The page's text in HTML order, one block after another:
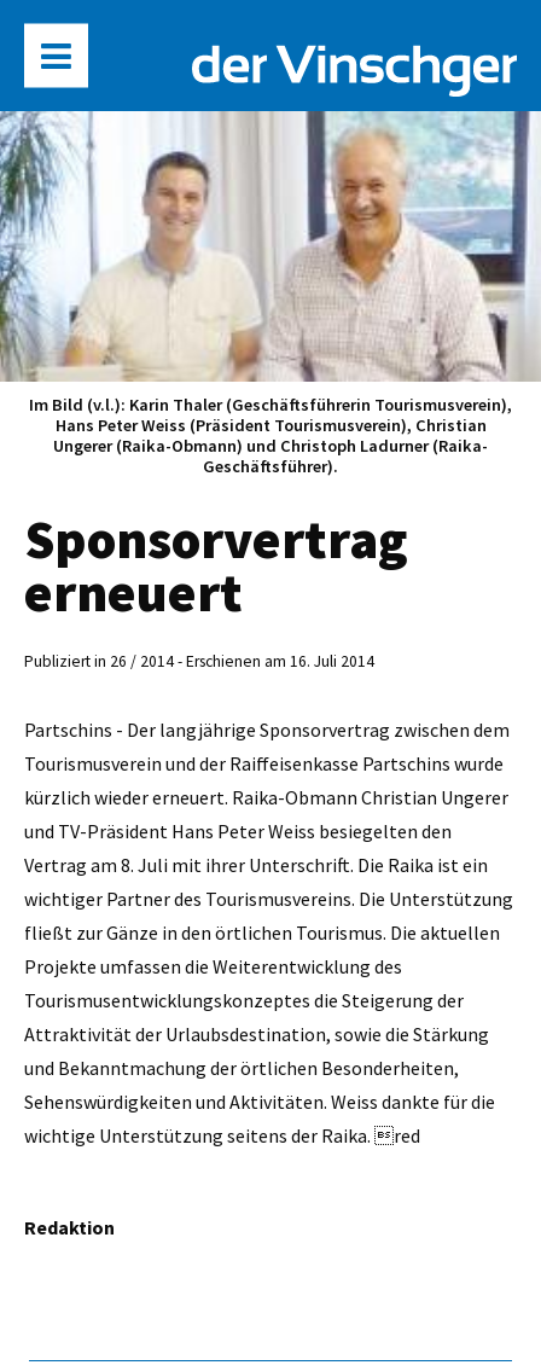
Im Bild (v.l.): Karin Thaler (Geschäftsführerin Tourismusverein),
Hans Peter Weiss (Präsident Tourismusverein), Christian
Ungerer (Raika-Obmann) und Christoph Ladurner (Raika-
Geschäftsführer).
Sponsorvertrag
erneuert
Publiziert in 26 / 2014 - Erschienen am 16. Juli 2014
Partschins - Der langjährige Sponsorvertrag zwischen dem
Tourismusverein und der Raiffeisenkasse Partschins wurde
kürzlich wieder erneuert. Raika-Obmann ­Christian Ungerer
und TV-Präsident Hans Peter Weiss besiegelten den
Vertrag am 8. Juli mit ihrer Unterschrift. Die Raika ist ein
wichtiger Partner des Tourismusvereins. Die Unterstützung
fließt zur Gänze in den örtlichen Tourismus. Die aktuellen
Projekte umfassen die Weiterentwicklung des
Tourismusentwicklungskonzeptes die Steigerung der
Attraktivität der Urlaubsdestination, sowie die Stärkung
und Bekanntmachung der örtlichen Besonderheiten,
Sehenswürdigkeiten und Aktivitäten. Weiss dankte für die
wichtige Unterstützung seitens der Raika. red
Redaktion